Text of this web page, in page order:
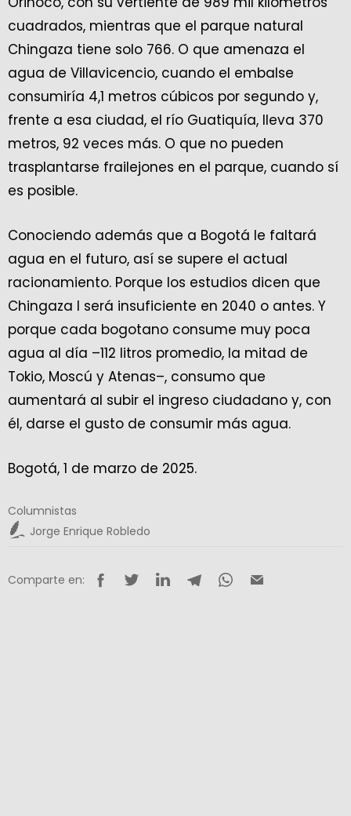
cuadrados, mientras que el parque natural
Chingaza tiene solo 766. O que amenaza el
agua de Villavicencio, cuando el embalse
consumiría 4,1 metros cúbicos por segundo y,
frente a esa ciudad, el río Guatiquía, lleva 370
metros, 92 veces más. O que no pueden
trasplantarse frailejones en el parque, cuando sí
es posible.
Conociendo además que a Bogotá le faltará
agua en el futuro, así se supere el actual
racionamiento. Porque los estudios dicen que
Chingaza I será insuficiente en 2040 o antes. Y
porque cada bogotano consume muy poca
agua al día –112 litros promedio, la mitad de
Tokio, Moscú y Atenas–, consumo que
aumentará al subir el ingreso ciudadano y, con
él, darse el gusto de consumir más agua.
Bogotá, 1 de marzo de 2025.
Columnistas
Jorge Enrique Robledo
Comparte en: